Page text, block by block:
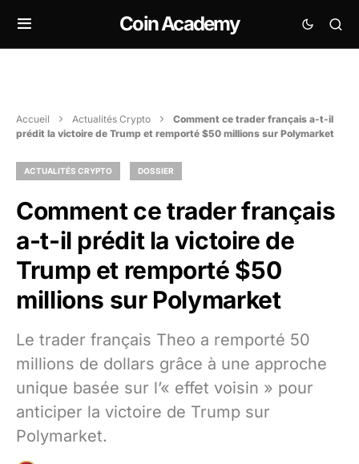
Coin Academy
Accueil Actualités Crypto
Comment ce trader français a-t-il
prédit la victoire de Trump et remporté $50 millions sur Polymarket
ACTUALITÉS CRYPTO DOSSIER
Comment ce trader français
a-t-il prédit la victoire de
Trump et remporté $50
millions sur Polymarket
Le trader français Theo a remporté 50
millions de dollars grâce à une approche
unique basée sur l’« effet voisin » pour
anticiper la victoire de Trump sur
Polymarket.